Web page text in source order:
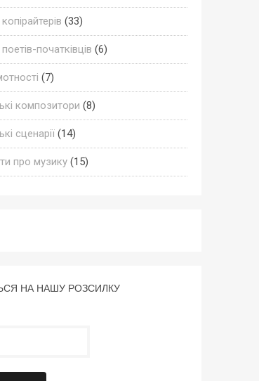
(33)
початківців (6)
(7)
композитори (8)
сценарії(14)
про музику(15)
НА НАШУ РОЗСИЛКУ